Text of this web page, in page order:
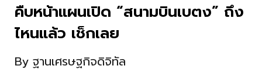
คืบหน้าแผนเปิด “สนามบินเบตง” ถึง
ไหนแล้ว เช็กเลย
By ฐานเศรษฐกิจดิจิทัล